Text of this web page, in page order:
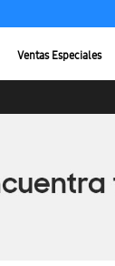
Ventas Especiales